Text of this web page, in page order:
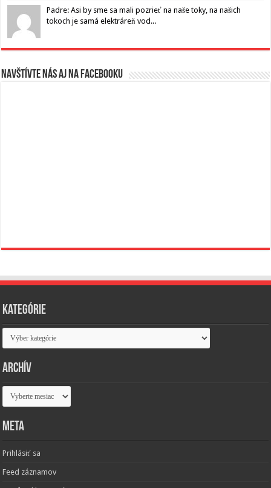
Padre: Asi by sme sa mali pozrieť na naše toky, na našich
tokoch je samá elektráreň vod...
Navštívte nás aj na Facebooku
Kategórie
Kategórie
Archív
Archív
Meta
Prihlásiť sa
Feed záznamov